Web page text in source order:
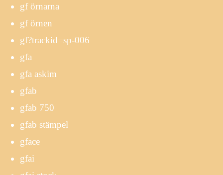
gf örnarna
gf örnen
gf?trackid=sp-006
gfa
gfa askim
gfab
gfab 750
gfab stämpel
gface
gfai